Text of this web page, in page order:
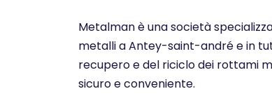
Metalman è una società
metalli a Antey-saint-andré e in
recupero e del riciclo dei rottami
sicuro e conveniente.